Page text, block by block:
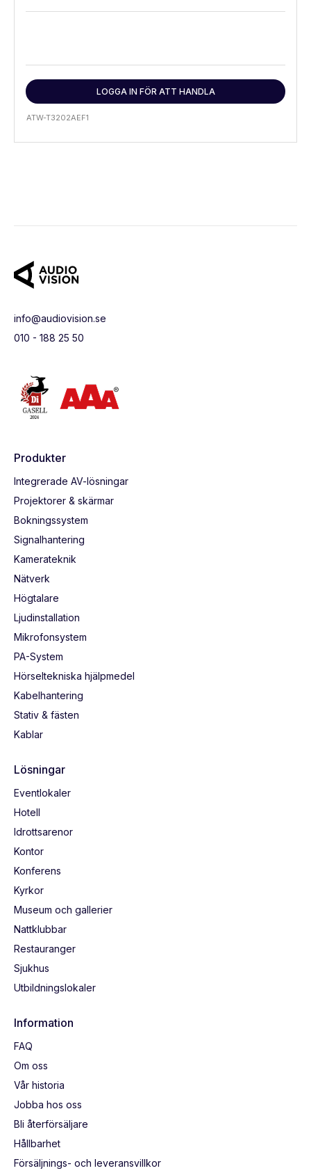
LOGGA IN FÖR ATT HANDLA
ATW-T3202AEF1
info@audiovision.se
010 - 188 25 50
Produkter
Integrerade AV-lösningar
Projektorer & skärmar
Bokningssystem
Signalhantering
Kamerateknik
Nätverk
Högtalare
Ljudinstallation
Mikrofonsystem
PA-System
Hörseltekniska hjälpmedel
Kabelhantering
Stativ & fästen
Kablar
Lösningar
Eventlokaler
Hotell
Idrottsarenor
Kontor
Konferens
Kyrkor
Museum och gallerier
Nattklubbar
Restauranger
Sjukhus
Utbildningslokaler
Information
FAQ
Om oss
Vår historia
Jobba hos oss
Bli återförsäljare
Hållbarhet
Försäljnings- och leveransvillkor